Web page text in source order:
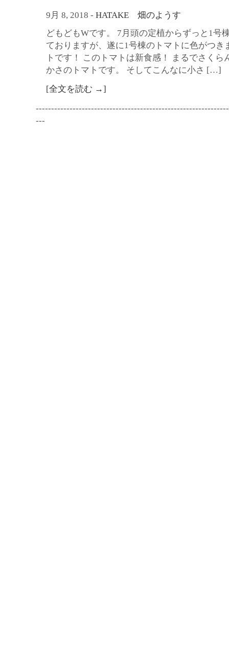
9月 8, 2018 - HATAKE 畑のようす
どもどもWです。 7月頭の定植からずっと1号
ておりますが、遂に1号棟のトマトに色がつき
トです！ このトマトは新食感！ まるでさくら
かさのトマトです。 そしてこんなに小さ […]
[全文を読む →]
---